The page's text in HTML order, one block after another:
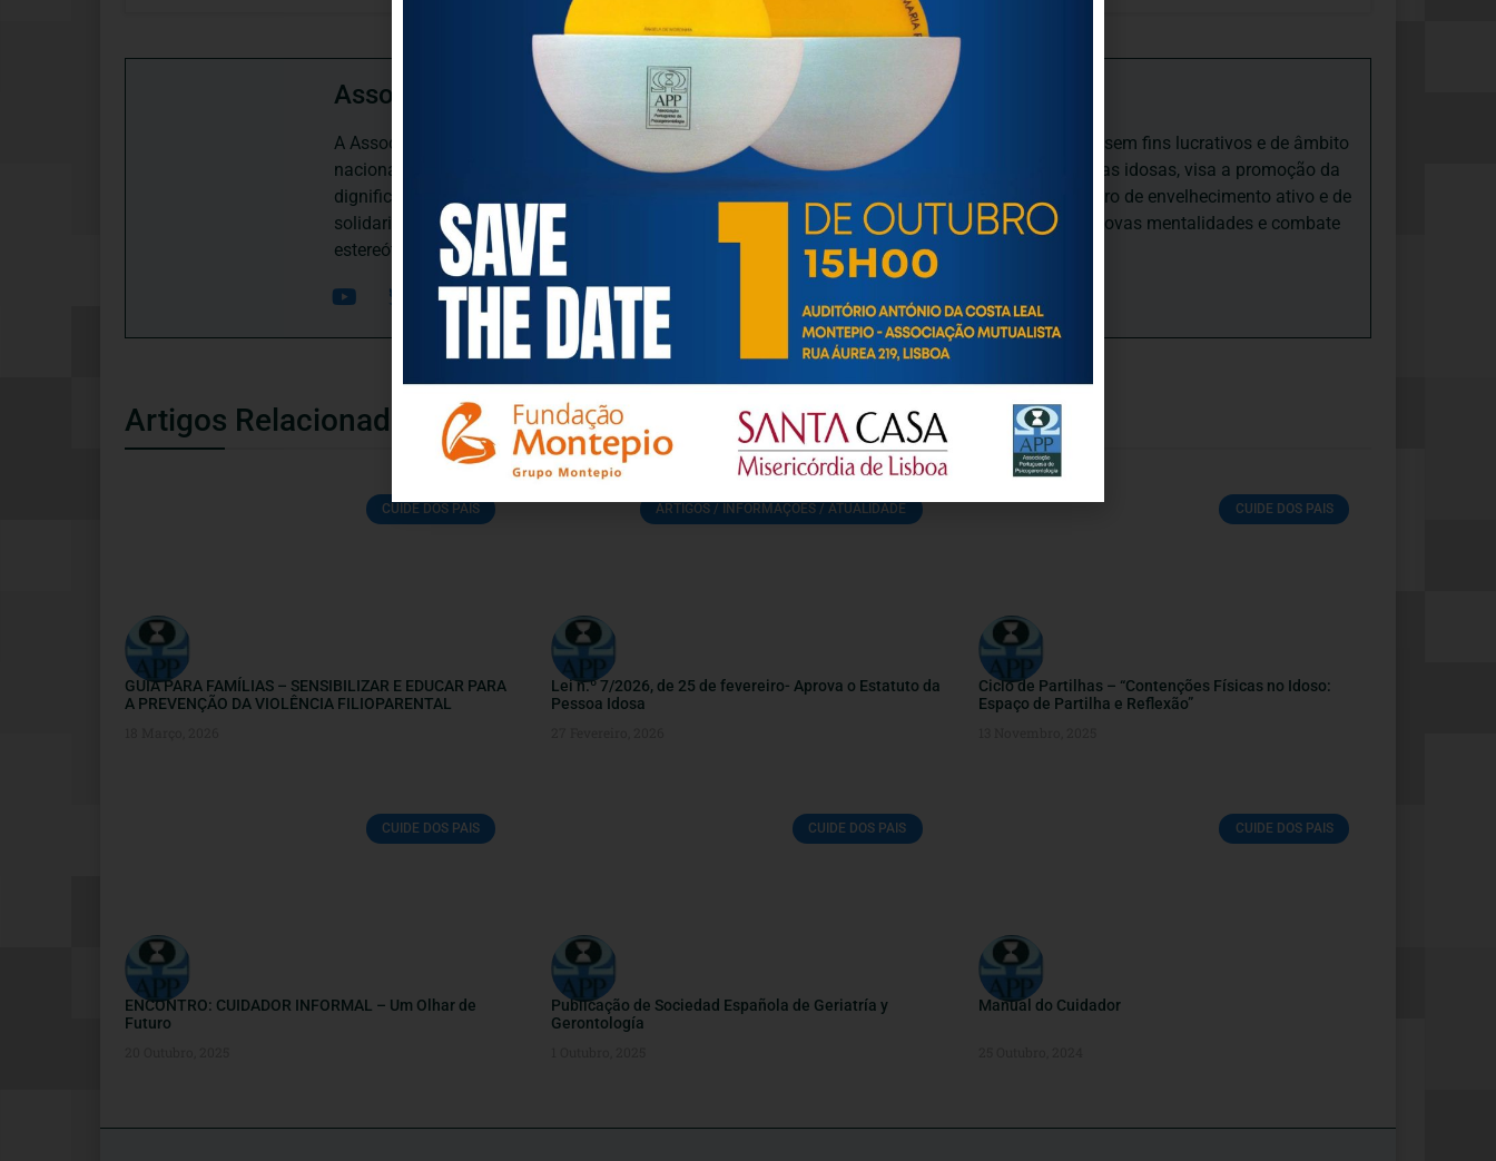
Associação Portuguesa de Psicogerontologia
A Associação Portuguesa de Psicogerontologia-APP, Instituição Particular de Solidariedade Social sem fins lucrativos e de âmbito
nacional, dedica-se às questões biopsicológicas e sociais inerentes ao envelhecimento e às pessoas idosas, visa a promoção da
dignificação, respeito, saúde, autonomia, participação e segurança das pessoas idosas, num quadro de envelhecimento ativo e de
solidariedade intergeracional, e de uma sociedade mais inclusiva para todas as idades, promove novas mentalidades e combate
estereótipos negativos relativamente à idade e ao envelhecimento.
Artigos Relacionados
CUIDE DOS PAIS
GUIA PARA FAMÍLIAS – SENSIBILIZAR E EDUCAR PARA
A PREVENÇÃO DA VIOLÊNCIA FILIOPARENTAL
ARTIGOS / INFORMAÇÕES / ATUALIDADE
Lei n.º 7/2026, de 25 de fevereiro- Aprova o Estatuto da
Pessoa Idosa
CUIDE DOS PAIS
Ciclo de Partilhas – “Contenções Físicas no Idoso:
Espaço de Partilha e Reflexão”
CUIDE DOS PAIS
ENCONTRO: CUIDADOR INFORMAL – Um Olhar de
Futuro
CUIDE DOS PAIS
Publicação de Sociedad Española de Geriatría y
Gerontología
CUIDE DOS PAIS
Manual do Cuidador